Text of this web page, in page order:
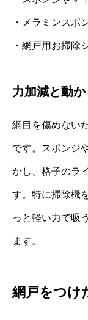
・メラミンスポ
・網戸用お掃除
力加減と動
網目を傷めない
です。スポンジ
かし、格子のラ
す。特に掃除機
っと軽い力で吸
ます。
網戸をつけ